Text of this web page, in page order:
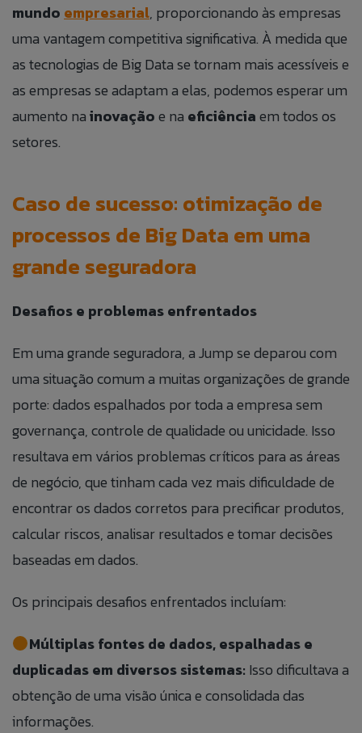
mundo empresarial, proporcionando às empresas
uma vantagem competitiva significativa. À medida que
as tecnologias de Big Data se tornam mais acessíveis e
as empresas se adaptam a elas, podemos esperar um
aumento nainovaçãoe na eficiênciaem todos os
setores.
Caso de sucesso: otimização de
processos de Big Data em uma
grande seguradora
Desafios e problemas enfrentados
Em uma grande seguradora, a Jump se deparou com
uma situação comum a muitas organizações de grande
porte: dados espalhados por toda a empresa sem
governança, controle de qualidade ou unicidade. Isso
resultava em vários problemas críticos para as áreas
de negócio, que tinham cada vez mais dificuldade de
encontrar os dados corretos para precificar produtos,
calcular riscos, analisar resultados e tomar decisões
baseadas em dados.
Os principais desafios enfrentados incluíam:
Múltiplas fontes de dados, espalhadas e
duplicadas em diversos sistemas: Isso dificultava a
obtenção de uma visão única e consolidada das
informações.
Fale Conosco
Caso queira realizar alguma reclamação de
maneira anônima, você pode fazê-lo clicando no
Talk to Us
If you want to make a complaint anonymously,
you can do so by clicking the button to the side:
ACCESS ANONYMOUS FORM.
Banco de
Currículos
Preencha as informações abaixo para
adicionar suas informações ao nosso banco
de currículos.